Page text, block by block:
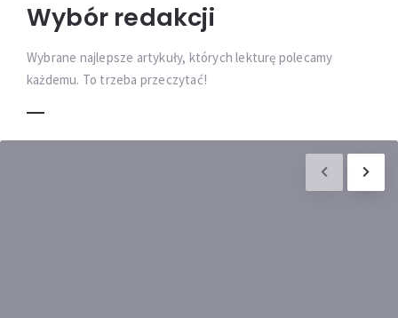
Wybór redakcji
Wybrane najlepsze artykuły, których lekturę polecamy
każdemu. To trzeba przeczytać!